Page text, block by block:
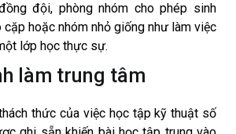
đội, phòng nhóm cho phép sinh
hoặc nhóm nhỏ giống như làm việc
lớp học thực sự.
làm trung tâm
thức của việc học tập kỹ thuật số